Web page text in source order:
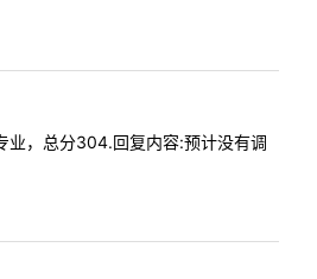
，总分304.回复内容:预计没有调